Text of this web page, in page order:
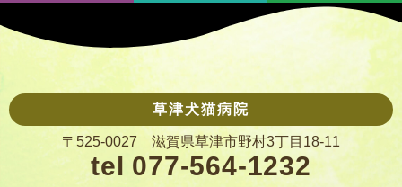
草津犬猫病院
〒525-0027 滋賀県草津市野村3丁目18-11
tel 077-564-1232